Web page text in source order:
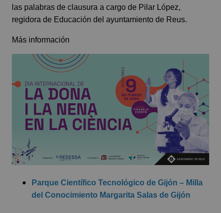
las palabras de clausura a cargo de Pilar López,
regidora de Educación del ayuntamiento de Reus.
Más información
Parque Científico Tecnológico de Gijón – Milla
del Conocimiento Margarita Salas de Gijón